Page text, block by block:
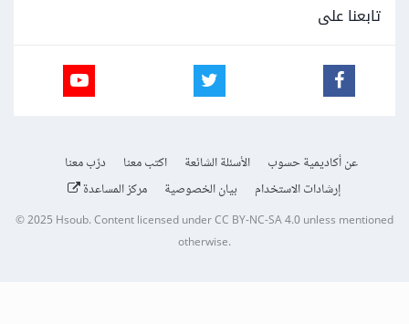
تابعنا على
عن أكاديمية حسوب الأسئلة الشائعة اكتب معنا
درّب معنا
إرشادات الاستخدام
بيان الخصوصية مركز المساعدة
© 2025 Hsoub.Content licensed underCC BY-NC-SA 4.0unless mentioned
otherwise.